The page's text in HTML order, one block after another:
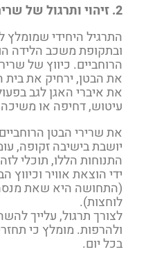
2. זיהוי ותרגול של שריר הבטן הרוחבי
התרגיל היחידי
ובתקופת משכב הלידה
הרוחביים. כיווץ של
את הבטן, ירחיק את בית
את איברי האגן לגב
עיטוש, דחיפה או
את שרירי הבטן
יושבת בישיבה זקופה,
התנוחות הללו, תוכלי
ידי הוצאת אוויר וכיווץ
(התחושה היא שאת
לוחצות).
לצורך תרגול, עלייך
בכל יום.